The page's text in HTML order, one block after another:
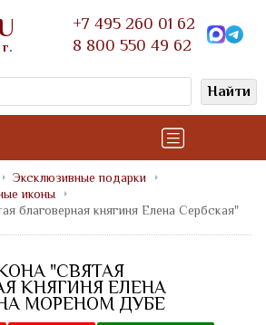
+7 495 260 01 62
8 800 550 49 62
Найти
Эксклюзивные подарки
иконы
благоверная княгиня Елена Сербская"
"СВЯТАЯ
КНЯГИНЯ ЕЛЕНА
МОРЕНОМ ДУБЕ